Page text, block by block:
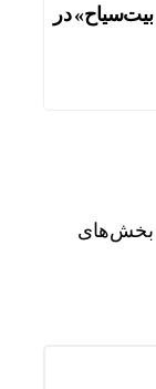
بیت‌سیاح» در
بخش‌های